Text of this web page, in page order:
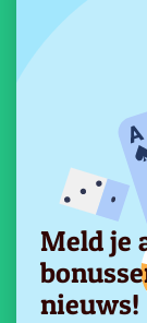
Meld je
nieuws!